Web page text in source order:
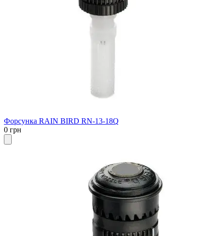
Форсунка RAIN BIRD RN-13-18Q
0 грн